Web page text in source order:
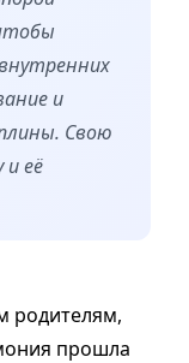
и
Свою
и её
родителям,
прошла